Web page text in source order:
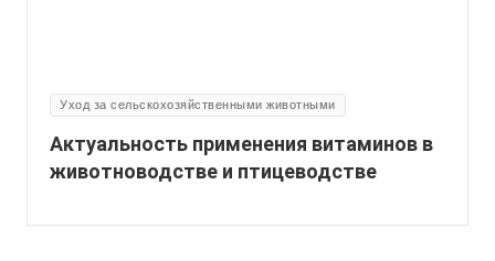
Уход за сельскохозяйственными животными
Актуальность применения витаминов в
животноводстве и птицеводстве